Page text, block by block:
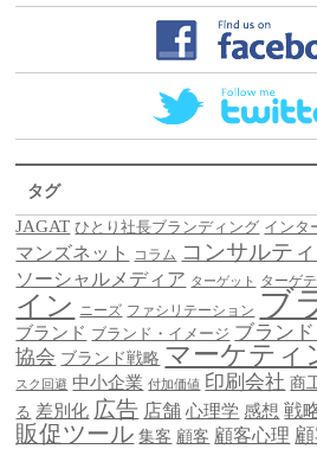
タグ
JAGAT ひとり社長ブランディング インタ
マンズネット
コラム コンサルテ
ソーシャルメディア ターゲット ターゲ
イン ニーズ ファシリテーション ブ
ブランド ブランド・イメージ ブラン
協会 ブランド戦略 マーケティ
スク回避 中小企業 付加価値 印刷会社 商
る 差別化 広告 店舗 心理学 感想 戦
販促ツール 集客 顧客 顧客心理